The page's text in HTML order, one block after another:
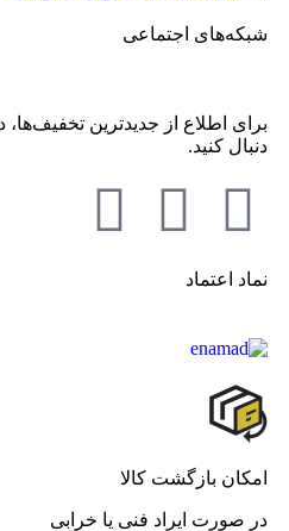
شبکه‌های اجتماعی
برای اطلاع از جدید‌ترین تخفیف‌ها،
دنبال کنید.
نماد اعتماد
امکان بازگشت کالا
در صورت ایراد فنی یا خرابی